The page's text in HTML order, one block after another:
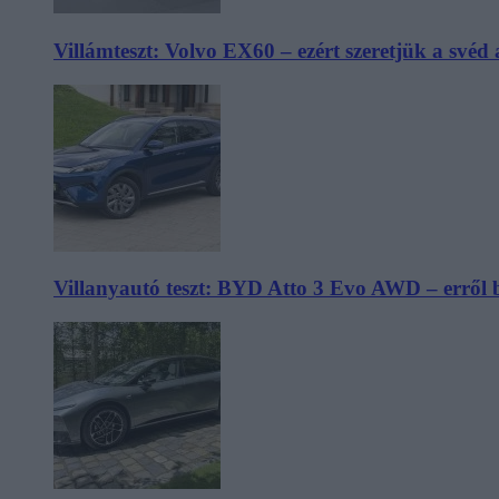
Villámteszt: Volvo EX60 – ezért szeretjük a svéd
Villanyautó teszt: BYD Atto 3 Evo AWD – erről